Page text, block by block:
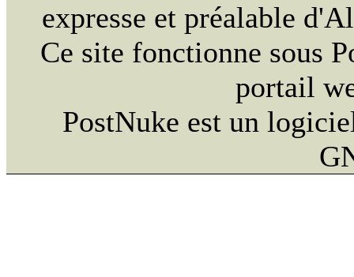
expresse et préalable
Ce site fonctionne sous
portail
PostNuke est un